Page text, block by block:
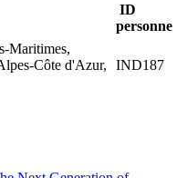
ID
personne
Maritimes,
Côte d'Azur,
IND187